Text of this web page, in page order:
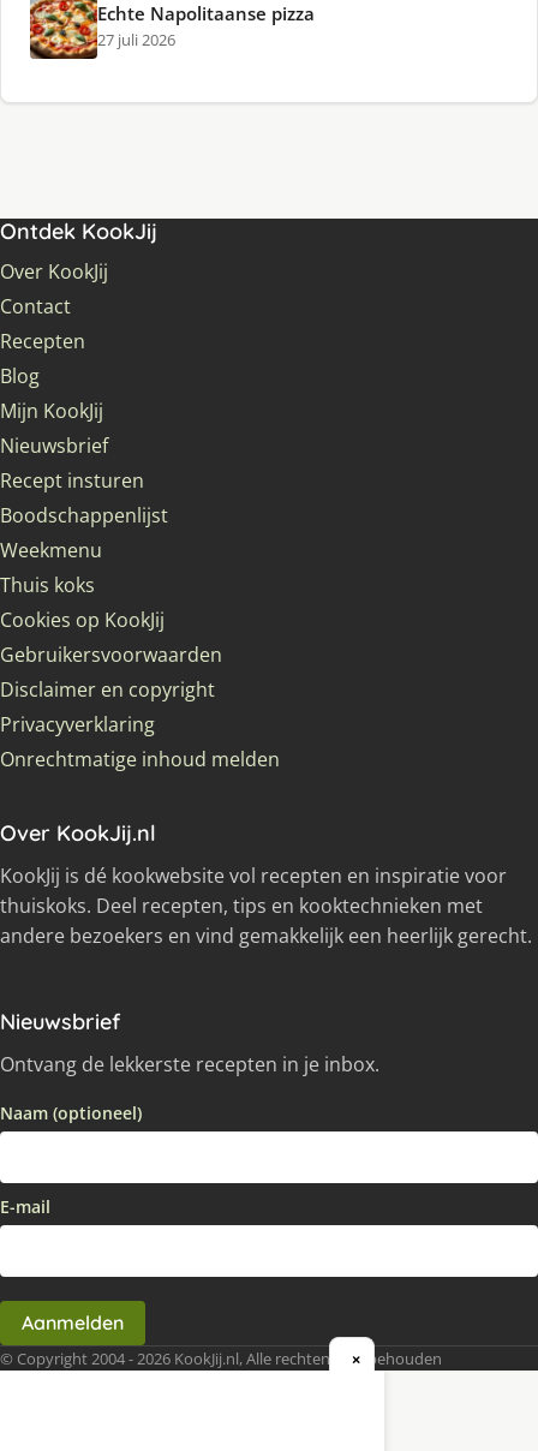
Echte Napolitaanse pizza
27 juli 2026
Ontdek KookJij
Over KookJij
Contact
Recepten
Blog
Mijn KookJij
Nieuwsbrief
Recept insturen
Boodschappenlijst
Weekmenu
Thuis koks
Cookies op KookJij
Gebruikersvoorwaarden
Disclaimer en copyright
Privacyverklaring
Onrechtmatige inhoud melden
Over KookJij.nl
KookJij is dé kookwebsite vol recepten en inspiratie voor
thuiskoks. Deel recepten, tips en kooktechnieken met
andere bezoekers en vind gemakkelijk een heerlijk gerecht.
Nieuwsbrief
Ontvang de lekkerste recepten in je inbox.
Naam (optioneel)
E-mail
Aanmelden
© Copyright 2004 - 2026 KookJij.nl, Alle rechten voorbehouden
×